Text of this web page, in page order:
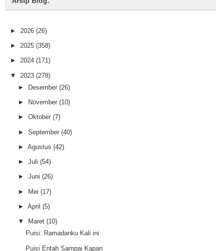
► 2026 (26)
► 2025 (358)
► 2024 (171)
▼ 2023 (278)
►
Desember (26)
► November (10)
► Oktober (7)
► September (40)
► Agustus (42)
► Juli (54)
► Juni (26)
► Mei (17)
► April (5)
▼ Maret (10)
Puisi: Ramadanku Kali ini
Puisi Entah Sampai Kapan